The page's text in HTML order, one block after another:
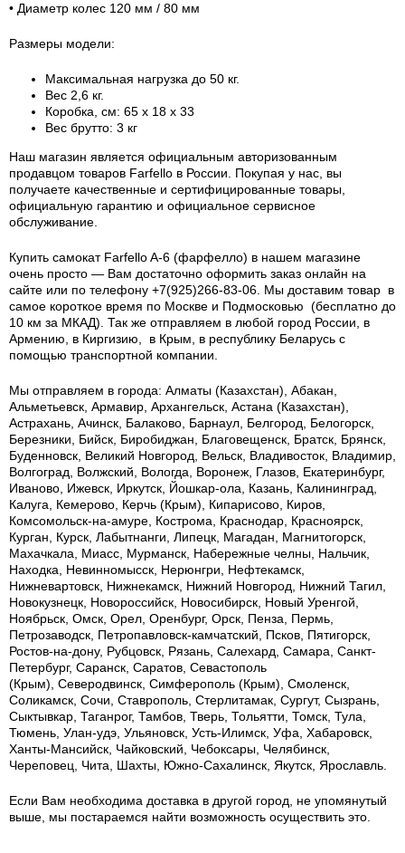
• Диаметр колес 120 мм / 80 мм
Размеры модели:
Максимальная нагрузка до 50 кг.
Вес 2,6 кг.
Коробка, см: 65 x 18 x 33
Вес брутто: 3 кг
Наш магазин является официальным авторизованным
продавцом товаров Farfello в России.
Покупая у нас, вы
получаете качественные и сертифицированные товары,
официальную гарантию и официальное сервисное
обслуживание.
Купить самокат Farfello A-6 (фарфелло) в нашем магазине
очень просто — Вам достаточно оформить заказ онлайн на
сайте или по телефону +7(925)266-83-06. Мы доставим товар в
самое короткое время по Москве и Подмосковью (бесплатно до
10 км за МКАД). Так же отправляем в любой город России, в
Армению, в Киргизию, в Крым, в республику Беларусь с
помощью транспортной компании.
Мы отправляем в города: Алматы (Казахстан), Абакан,
Альметьевск, Армавир, Архангельск, Астана (Казахстан),
Астрахань, Ачинск, Балаково, Барнаул, Белгород, Белогорск,
Березники, Бийск, Биробиджан, Благовещенск, Братск, Брянск,
Буденновск, Великий Новгород, Вельск, Владивосток, Владимир,
Волгоград, Волжский, Вологда, Воронеж, Глазов, Екатеринбург,
Иваново, Ижевск, Иркутск, Йошкар-ола, Казань, Калининград,
Калуга, Кемерово, Керчь (Крым), Кипарисово, Киров,
Комсомольск-на-амуре, Кострома, Краснодар, Красноярск,
Курган, Курск, Лабытнанги, Липецк, Магадан, Магнитогорск,
Махачкала, Миасс, Мурманск, Набережные челны, Нальчик,
Находка, Невинномысск, Нерюнгри, Нефтекамск,
Нижневартовск, Нижнекамск, Нижний Новгород, Нижний Тагил,
Новокузнецк, Новороссийск, Новосибирск, Новый Уренгой,
Ноябрьск, Омск, Орел, Оренбург, Орск, Пенза, Пермь,
Петрозаводск, Петропавловск-камчатский, Псков, Пятигорск,
Ростов-на-дону, Рубцовск, Рязань, Салехард, Самара, Санкт-
Петербург, Саранск, Саратов, Севастополь
(Крым), Северодвинск, Симферополь (Крым), Смоленск,
Соликамск, Сочи, Ставрополь, Стерлитамак, Сургут, Сызрань,
Сыктывкар, Таганрог, Тамбов, Тверь, Тольятти, Томск, Тула,
Тюмень, Улан-удэ, Ульяновск, Усть-Илимск, Уфа, Хабаровск,
Ханты-Мансийск, Чайковский, Чебоксары, Челябинск,
Череповец, Чита, Шахты, Южно-Сахалинск, Якутск, Ярославль.
Если Вам необходима доставка в другой город, не упомянутый
выше, мы постараемся найти возможность осуществить это.